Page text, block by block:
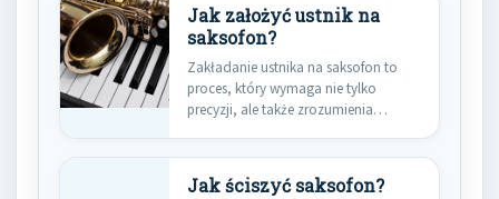
Jak założyć ustnik na
saksofon?
Zakładanie ustnika na saksofon to
proces, który wymaga nie tylko
precyzji, ale także zrozumienia
Jak ściszyć saksofon?